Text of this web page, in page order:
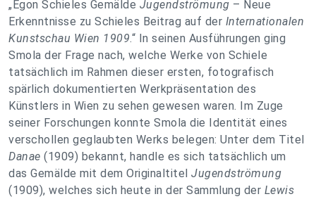
„Egon Schieles Gemälde Jugendströmung – Neue
Erkenntnisse zu Schieles Beitrag auf der Internationalen
Kunstschau Wien 1909.“ In seinen Ausführungen ging
Smola der Frage nach, welche Werke von Schiele
tatsächlich im Rahmen dieser ersten, fotografisch
spärlich dokumentierten Werkpräsentation des
Künstlers in Wien zu sehen gewesen waren. Im Zuge
seiner Forschungen konnte Smola die Identität eines
verschollen geglaubten Werks belegen: Unter dem Titel
Danae (1909) bekannt, handle es sich tatsächlich um
das Gemälde mit dem Originaltitel Jugendströmung
(1909), welches sich heute in der Sammlung der Lewis